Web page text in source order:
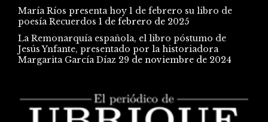
María Ríos presenta hoy 1 de febrero su libro de
poesía Recuerdos 1 de febrero de 2025
La Remonarquía española, el libro póstumo de
Jesús Ynfante, presentado por la historiadora
Margarita García Díaz 29 de noviembre de 2024